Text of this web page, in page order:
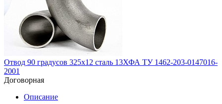
Отвод 90 градусов 325х12 сталь 13ХФА ТУ 1462-203-0147016-
2001
Договорная
Описание